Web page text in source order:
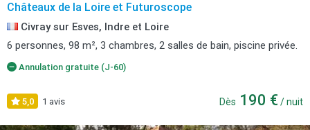
Châteaux de la Loire et Futuroscope
Civray sur Esves, Indre et Loire
6 personnes, 98 m², 3 chambres, 2 salles de bain, piscine privée.
Annulation gratuite (J-60)
5,0 1 avis Dès 190 € / nuit